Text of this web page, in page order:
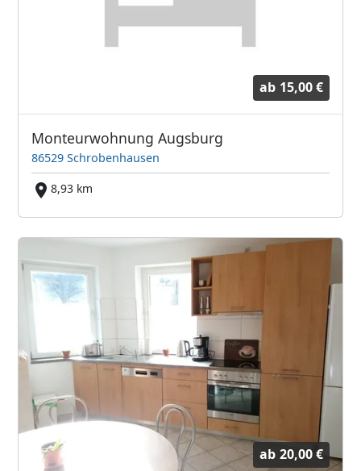
ab 15,00 €
Monteurwohnung Augsburg
86529 Schrobenhausen
8,93 km
ab 20,00 €